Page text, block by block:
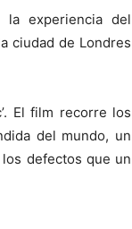
la experiencia del
ciudad de Londres
El film recorre los
del mundo, un
defectos que un